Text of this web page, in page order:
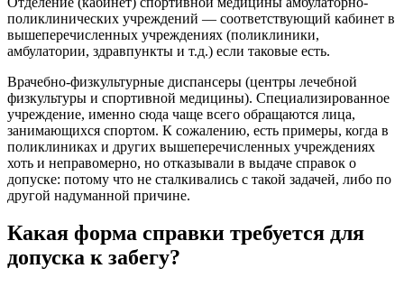
поликлинических учреждений — соответствующий кабинет в
вышеперечисленных учреждениях (поликлиники,
амбулатории, здравпункты и т.д.) если таковые есть.
Врачебно-физкультурные диспансеры (центры лечебной
физкультуры и спортивной медицины). Специализированное
учреждение, именно сюда чаще всего обращаются лица,
занимающихся спортом. К сожалению, есть примеры, когда в
поликлиниках и других вышеперечисленных учреждениях
хоть и неправомерно, но отказывали в выдаче справок о
допуске: потому что не сталкивались с такой задачей, либо по
другой надуманной причине.
Какая форма справки требуется для
допуска к забегу?